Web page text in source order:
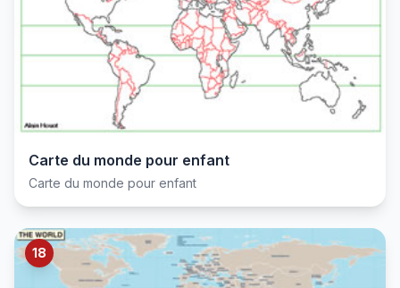
Carte du monde pour enfant
Carte du monde pour enfant
18